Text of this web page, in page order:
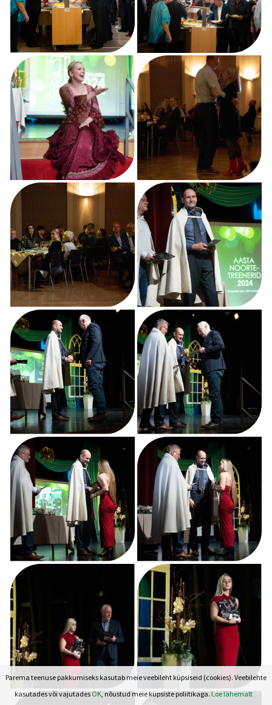
Parema teenuse pakkumiseks kasutab meie veebileht küpsiseid (cookies). Veebilehte
kasutades või vajutadesOK, nõustud meie küpsiste poliitikaga.Loe lähemalt